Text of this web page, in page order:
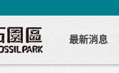
最新消息